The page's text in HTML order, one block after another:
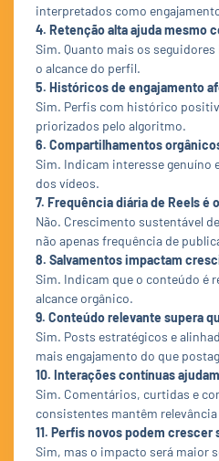
interpretados como
4. Retenção alta ajuda mesmo
Sim. Quanto mais os
o alcance do perfil.
5. Históricos de engajamento
Sim. Perfis com histórico
priorizados pelo algoritmo.
6. Compartilhamentos
Sim. Indicam interesse genuíno
dos vídeos.
7. Frequência diária de Reels é
Não. Crescimento sustentável
não apenas frequência de
8. Salvamentos impactam
Sim. Indicam que o conteúdo é
alcance orgânico.
9. Conteúdo relevante supera
Sim. Posts estratégicos e
mais engajamento do que
10. Interações contínuas
Sim. Comentários, curtidas e
consistentes mantêm
11. Perfis novos podem crescer
Sim, mas o impacto será maior